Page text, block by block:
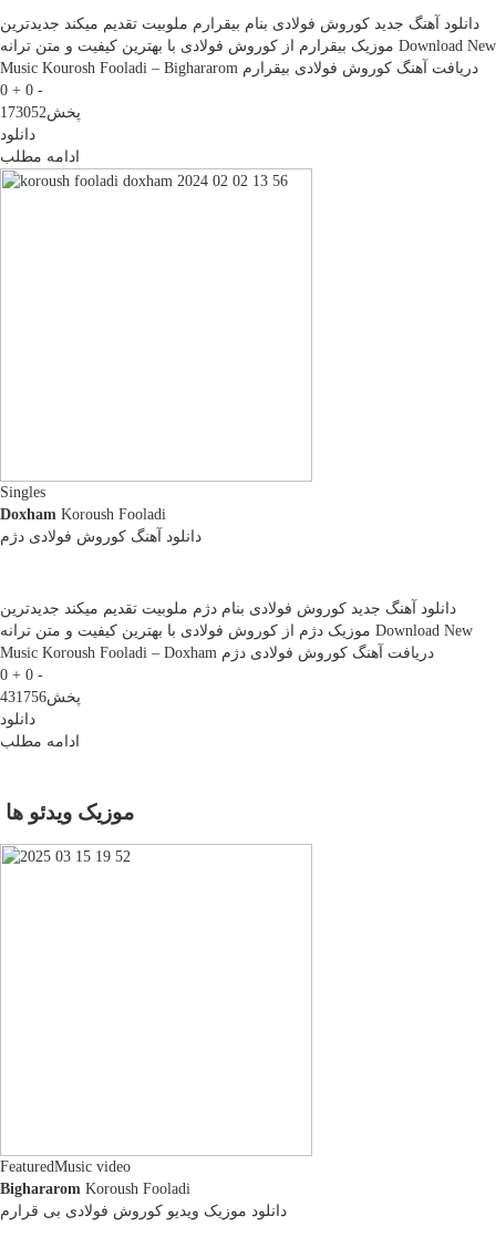
دانلود آهنگ جدید کوروش فولادی بنام بیقرارم ملوبیت تقدیم میکند جدیدترین
موزیک بیقرارم از کوروش فولادی با بهترین کیفیت و متن ترانه Download New
Music Kourosh Fooladi – Bighararom دریافت آهنگ کوروش فولادی بیقرارم
0 + 0 -
پخش173052
دانلود
ادامه مطلب
Singles
Doxham Koroush Fooladi
دانلود آهنگ کوروش فولادی دژم
دانلود آهنگ جدید کوروش فولادی بنام دژم ملوبیت تقدیم میکند جدیدترین
موزیک دژم از کوروش فولادی با بهترین کیفیت و متن ترانه Download New
Music Koroush Fooladi – Doxham دریافت آهنگ کوروش فولادی دژم
0 + 0 -
پخش431756
دانلود
ادامه مطلب
موزیک ویدئو ها
FeaturedMusic video
Bighararom Koroush Fooladi
دانلود موزیک ویدیو کوروش فولادی بی قرارم